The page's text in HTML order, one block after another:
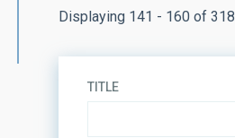
Displaying 141 - 160 of 318
TITLE